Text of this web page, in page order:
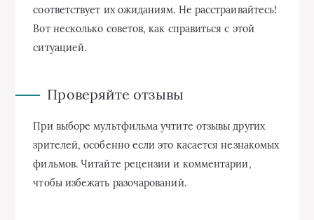
соответствует их ожиданиям. Не расстраивайтесь!
Вот несколько советов, как справиться с этой
ситуацией.
Проверяйте отзывы
При выборе мультфильма учтите отзывы других
зрителей, особенно если это касается незнакомых
фильмов. Читайте рецензии и комментарии,
чтобы избежать разочарований.